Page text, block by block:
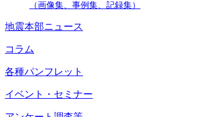
（画像集、事例集、記録集）
地震本部ニュース
コラム
各種パンフレット
イベント・セミナー